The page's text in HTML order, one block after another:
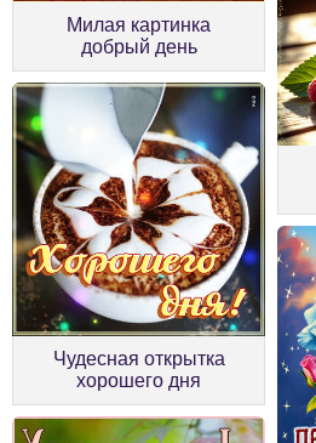
Милая картинка
добрый день
Чудесная открытка
хорошего дня